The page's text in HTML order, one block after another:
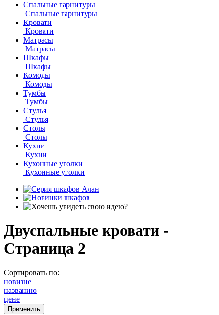
Спальные гарнитуры
Спальные гарнитуры
Кровати
Кровати
Матрасы
Матрасы
Шкафы
Шкафы
Комоды
Комоды
Тумбы
Тумбы
Стулья
Стулья
Столы
Столы
Кухни
Кухни
Кухонные уголки
Кухонные уголки
Двуспальные кровати -
Страница 2
Сортировать по:
новизне
названию
цене